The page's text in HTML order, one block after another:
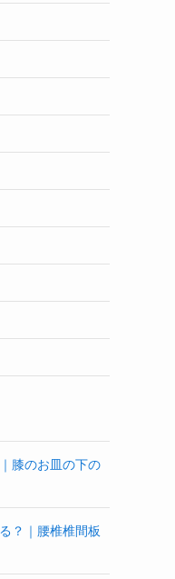
膝のお皿の下の
？｜腰椎椎間板